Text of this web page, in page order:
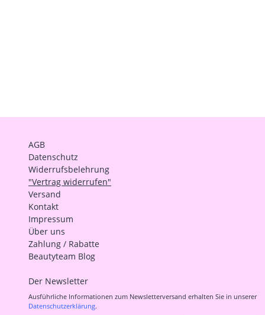
AGB
Datenschutz
Widerrufsbelehrung
"Vertrag widerrufen"
Versand
Kontakt
Impressum
Über uns
Zahlung / Rabatte
Beautyteam Blog
Der Newsletter
Ausführliche Informationen zum Newsletterversand erhalten Sie in unserer
Datenschutzerklärung.